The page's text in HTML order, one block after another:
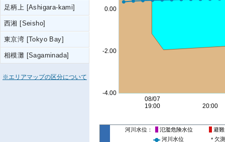
足柄上 [Ashigara-kami]
西湘 [Seisho]
東京湾 [Tokyo Bay]
相模灘 [Sagaminada]
※エリアマップの区分について
河川水位 氾濫危険水位
避
河川水位
* 欠測